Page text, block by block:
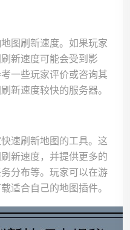
图刷新速度。如果玩家
新速度可能会受到影
一些玩家评价或咨询其
新速度较快的服务器。
速刷新地图的工具。这
新速度，并提供更多的
分布等。玩家可以在游
适合自己的地图插件。